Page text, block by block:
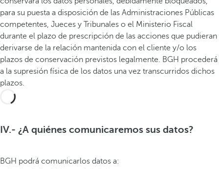
para su puesta a disposición de las Administraciones Públicas
competentes, Jueces y Tribunales o el Ministerio Fiscal
durante el plazo de prescripción de las acciones que pudieran
derivarse de la relación mantenida con el cliente y/o los
plazos de conservación previstos legalmente. BGH procederá
a la supresión física de los datos una vez transcurridos dichos
plazos.
IV.- ¿A quiénes comunicaremos sus datos?
BGH podrá comunicarlos datos a: